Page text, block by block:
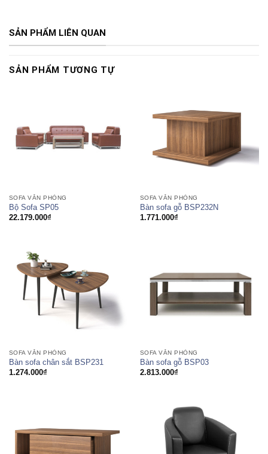
SẢN PHẨM LIÊN QUAN
SẢN PHẨM TƯƠNG TỰ
SOFA VĂN PHÒNG
Bộ Sofa SP05
22.179.000₫
SOFA VĂN PHÒNG
Bàn sofa gỗ BSP232N
1.771.000₫
SOFA VĂN PHÒNG
Bàn sofa chân sắt BSP231
1.274.000₫
SOFA VĂN PHÒNG
Bàn sofa gỗ BSP03
2.813.000₫